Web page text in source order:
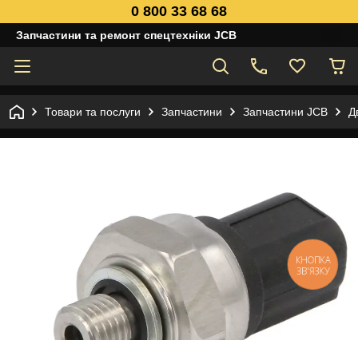
0 800 33 68 68
Запчастини та ремонт спецтехніки JCB
Товари та послуги Запчастини Запчастини JCB
КНОПКА
ЗВ'ЯЗКУ